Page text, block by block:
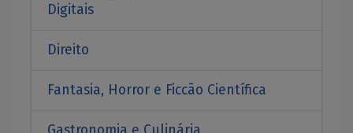
Digitais
Direito
Fantasia, Horror e Ficcão Científica